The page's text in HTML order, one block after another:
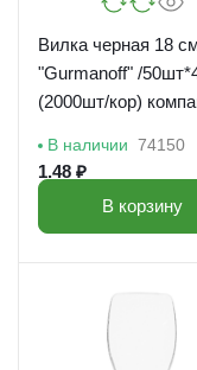
Вилка черная 18
"Gurmanoff" /
(2000шт/кор)
В наличии 74150
1.48 ₽
В корзину